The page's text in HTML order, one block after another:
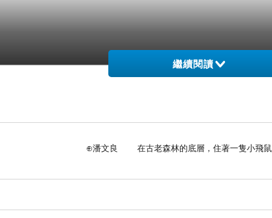
繼續閱讀
在古老森林的底層，住著一隻小飛鼠